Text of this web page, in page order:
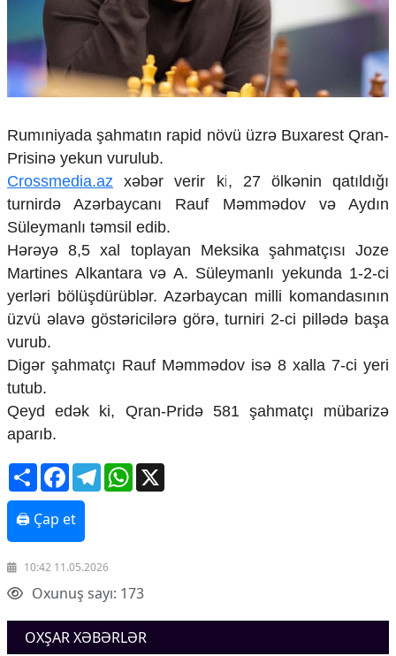
Siyasi
Geosiyasi
İqtisadi
Sosioloji
Araşdırma
Foto
Video
İnfoqrafika
Podcast
Humanitar
Elm və təhsil
Mədəniyyət
Diaspor
Yüksəliş hekayəsi
Mədəniyyətimizin Zəfəri
Zəfər Diasporu
Səhiyyə
Ailə və uşaq
Turizm
İqtisadiyyat
İqtisadi xəbərlər
Energetika
Neft-qaz
Kənd təsərrüfatı
Hərbi sənaye
COP29
Rumıniyada şahmatın rapid növü üzrə Buxarest Qran-
Prisinə yekun vurulub.
Crossmedia.az xəbər verir ki, 27 ölkənin qatıldığı
turnirdə Azərbaycanı Rauf Məmmədov və Aydın
Süleymanlı təmsil edib.
Hərəyə 8,5 xal toplayan Meksika şahmatçısı Joze
Martines Alkantara və A. Süleymanlı yekunda 1-2-ci
yerləri bölüşdürüblər. Azərbaycan milli komandasının
üzvü əlavə göstəricilərə görə, turniri 2-ci pillədə başa
vurub.
Digər şahmatçı Rauf Məmmədov isə 8 xalla 7-ci yeri
tutub.
Qeyd edək ki, Qran-Pridə 581 şahmatçı mübarizə
aparıb.
ShareFacebookTelegramWhatsApp
🖨 Çap et
10:42 11.05.2026
Oxunuş sayı: 173
OXŞAR XƏBƏRLƏR